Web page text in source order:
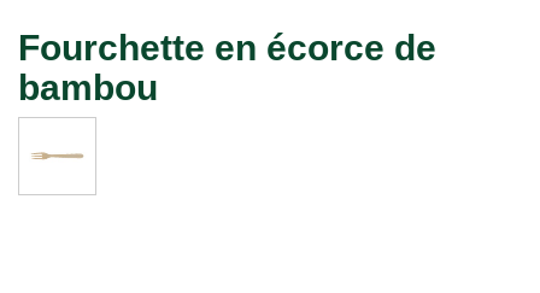
Fourchette en écorce de
bambou